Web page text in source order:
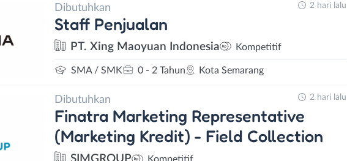
Dibutuhkan
Staff Penjualan
PT. Xing Maoyuan Indonesia Kompetitif
SMA / SMK 0 - 2 Tahun Kota Semarang
2 hari lalu
Dibutuhkan
Finatra Marketing Representative
(Marketing Kredit) - Field Collection
2 hari lalu